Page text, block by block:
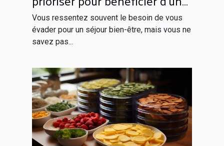
séjour inoubliable
Vous ressentez souvent le besoin de vous
évader pour un séjour bien-être, mais vous ne
savez pas...